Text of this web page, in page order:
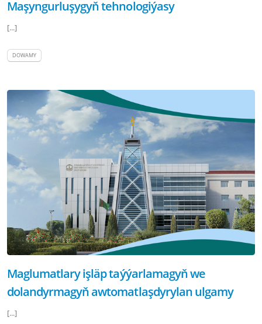
Maşyngurluşygyň tehnologiýasy
[...]
DOWAMY
Maglumatlary işläp taýýarlamagyň we
dolandyrmagyň awtomatlaşdyrylan ulgamy
[...]